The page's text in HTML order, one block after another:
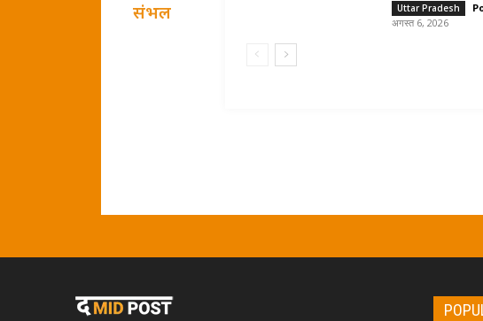
संभल
Uttar Pradesh
अगस्त 6, 2026